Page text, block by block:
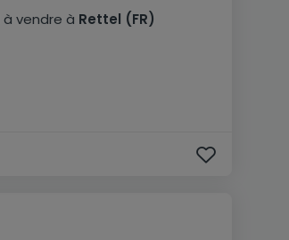
à vendre à Rettel (FR)